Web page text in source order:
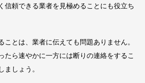
信頼できる業者を見極めることにも役立ち
ことは、業者に伝えても問題ありません。
たら速やかに一方には断りの連絡をするこ
しょう。